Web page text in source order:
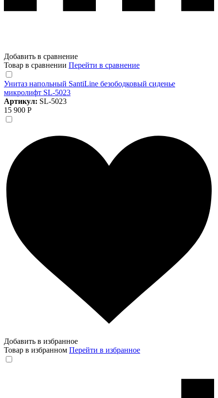
Добавить в сравнение
Товар в сравнении Перейти в сравнение
Унитаз напольный SantiLine безободковый сиденье
микролифт SL-5023
Артикул: SL-5023
15 900 Р
Добавить в избранное
Товар в избранном Перейти в избранное